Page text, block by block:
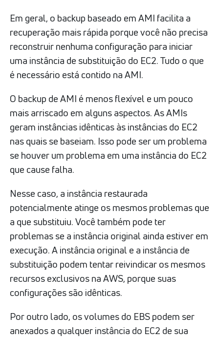
Em geral, o backup baseado em AMI facilita a
recuperação mais rápida porque você não precisa
reconstruir nenhuma configuração para iniciar
uma instância de substituição do EC2. Tudo o que
é necessário está contido na AMI.
O backup de AMI é menos flexível e um pouco
mais arriscado em alguns aspectos. As AMIs
geram instâncias idênticas às instâncias do EC2
nas quais se baseiam. Isso pode ser um problema
se houver um problema em uma instância do EC2
que cause falha.
Nesse caso, a instância restaurada
potencialmente atinge os mesmos problemas que
a que substituiu. Você também pode ter
problemas se a instância original ainda estiver em
execução. A instância original e a instância de
substituição podem tentar reivindicar os mesmos
recursos exclusivos na AWS, porque suas
configurações são idênticas.
Por outro lado, os volumes do EBS podem ser
anexados a qualquer instância do EC2 de sua